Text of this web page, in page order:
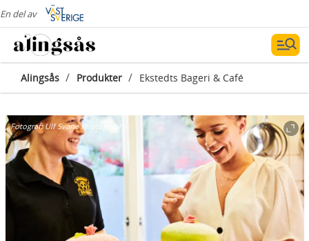
En del av
Alingsås / Produkter / Ekstedts Bageri & Café
Fotograf:Ulf Svane Photography